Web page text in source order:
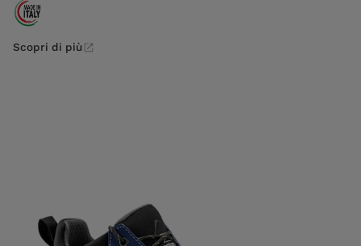
Scopri di più